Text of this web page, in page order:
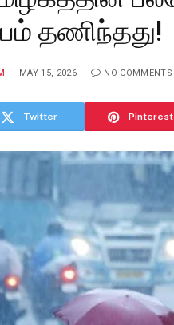
தணிந்தது!
MAY 15, 2026 NO COMMENTS
Twitter Pinterest